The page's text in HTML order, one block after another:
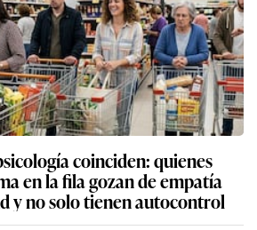
coinciden: quienes
en la fila gozan de empatía
y no solo tienen autocontrol